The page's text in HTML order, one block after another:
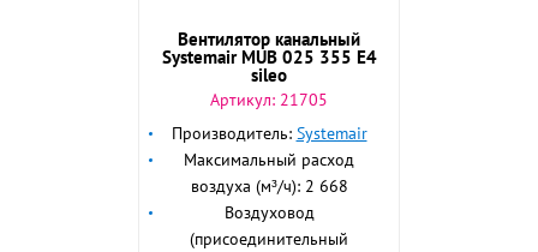
Вентилятор канальный
Systemair MUB 025 355 E4
sileo
Артикул: 21705
Производитель: Systemair
Максимальный расход
воздуха (м³/ч): 2 668
Воздуховод
(присоединительный